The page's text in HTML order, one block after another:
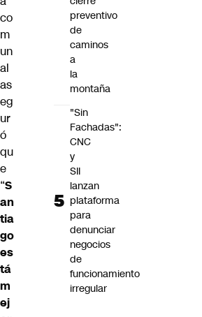
co
m
un
al
as
eg
ur
ó
qu
e
“S
an
tia
go
es
tá
m
ej
preventivo
de
caminos
a
la
montaña
"Sin
Fachadas":
CNC
y
SII
lanzan
plataforma
para
denunciar
negocios
de
funcionamiento
irregular